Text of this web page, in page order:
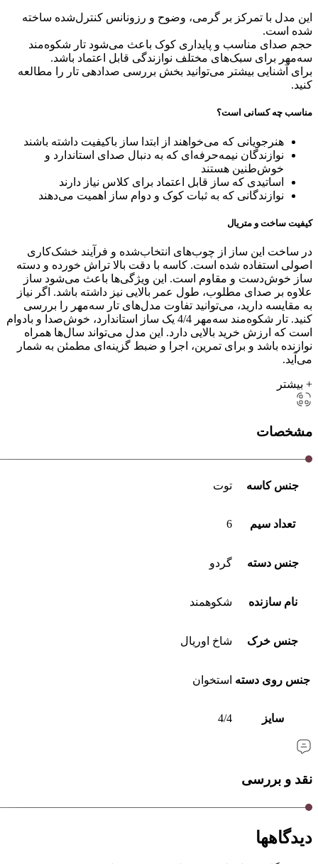
این مدل با تمرکز بر گرمی، وضوح و رزونانس کنترل‌شده ساخته
شده است.
حجم صدای مناسب و پایداری کوک باعث می‌شود تار شکوه‌مند
سه‌مهر برای سبک‌های مختلف نوازندگی قابل اعتماد باشد.
برای آشنایی بیشتر می‌توانید بخش بررسی صدادهی تار را مطالعه
کنید.
مناسب چه کسانی است؟
هنرجویانی که می‌خواهند از ابتدا ساز باکیفیت داشته باشند
نوازندگان نیمه‌حرفه‌ای که به دنبال صدای استاندارد و
خوش‌طنین هستند
اساتیدی که ساز قابل اعتماد برای کلاس نیاز دارند
نوازندگانی که به ثبات کوک و دوام ساز اهمیت می‌دهند
کیفیت ساخت و متریال
در ساخت این ساز از چوب‌های انتخاب‌شده و فرآیند خشک‌کاری
اصولی استفاده شده است. کاسه با دقت بالا تراش خورده و دسته
ساز خوش‌دست و مقاوم است. این ویژگی‌ها باعث می‌شود ساز
علاوه بر صدای مطلوب، طول عمر بالایی نیز داشته باشد. اگر نیاز
به مقایسه دارید، می‌توانید تفاوت مدل‌های تار سه‌مهر را بررسی
کنید. تار شکوه‌مند سه‌مهر 4/4 یک ساز استاندارد، خوش‌صدا و بادوام
است که ارزش خرید بالایی دارد. این مدل می‌تواند سال‌ها همراه
نوازنده باشد و برای تمرین، اجرا و ضبط گزینه‌ای مطمئن به شمار
می‌آید.
+ بیشتر
مشخصات
جنس کاسه توت
تعداد سیم 6
جنس دسته گردو
نام سازنده شکوهمند
جنس خرک شاخ اوریال
جنس روی دسته استخوان
سایز 4/4
نقد و بررسی
دیدگاهها